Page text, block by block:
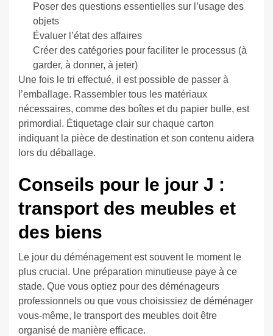
Poser des questions essentielles sur l’usage des
objets
Évaluer l’état des affaires
Créer des catégories pour faciliter le processus (à
garder, à donner, à jeter)
Une fois le tri effectué, il est possible de passer à
l’emballage. Rassembler tous les matériaux
nécessaires, comme des boîtes et du papier bulle, est
primordial. Étiquetage clair sur chaque carton
indiquant la pièce de destination et son contenu aidera
lors du déballage.
Conseils pour le jour J :
transport des meubles et
des biens
Le jour du déménagement est souvent le moment le
plus crucial. Une préparation minutieuse paye à ce
stade. Que vous optiez pour des déménageurs
professionnels ou que vous choisissiez de déménager
vous-même, le transport des meubles doit être
organisé de manière efficace.